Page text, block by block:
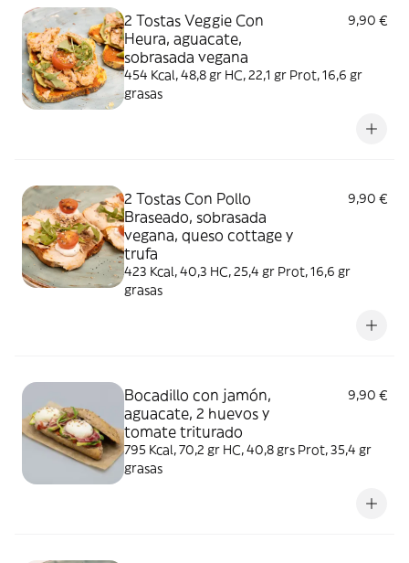
2 Tostas Veggie Con
Heura, aguacate,
sobrasada vegana
9,90 €
454 Kcal, 48,8 gr HC, 22,1 gr Prot, 16,6 gr
grasas
2 Tostas Con Pollo
Braseado, sobrasada
vegana, queso cottage y
trufa
9,90 €
423 Kcal, 40,3 HC, 25,4 gr Prot, 16,6 gr
grasas
Bocadillo con jamón,
aguacate, 2 huevos y
tomate triturado
9,90 €
795 Kcal, 70,2 gr HC, 40,8 grs Prot, 35,4 gr
grasas